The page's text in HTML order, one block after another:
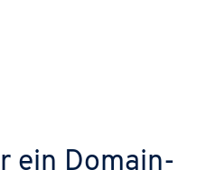
ein Domain-